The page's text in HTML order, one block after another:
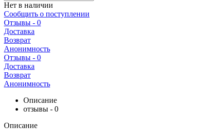
Нет в наличии
Сообщить о поступлении
Отзывы - 0
Доставка
Возврат
Анонимность
Отзывы - 0
Доставка
Возврат
Анонимность
Описание
отзывы - 0
Описание